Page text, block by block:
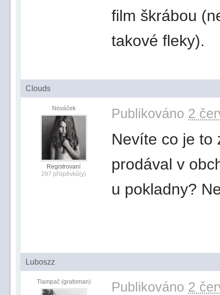
film škrábou
takové fleky).
Clouds
Nováček
Registrovaní
287 příspěvků(y)
Publikováno 2
Nevíte co je to
prodával v
u pokladny?
Luboszz
Tlampač (grafoman) Publikováno 2